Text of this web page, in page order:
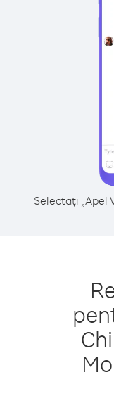
Selectați „Apel